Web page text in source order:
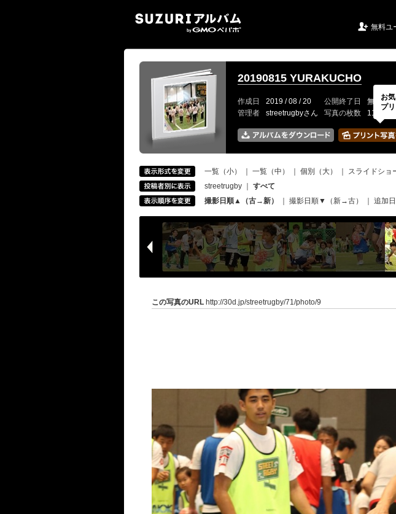
 無料ユ
20190815 YURAKUCHO
作成日 2019 / 08 / 20 公開終了日 無期限
管理者
streetrugbyさん 写真の枚数 118 /
一覧（小） 一覧（中） 個別（大）
スライドショ
streetrugby
すべて
撮影日順▲（古→新）
撮影日順▼（新→古） 追加
この写真のURL http://30d.jp/streetrugby/71/photo/9
お
プ